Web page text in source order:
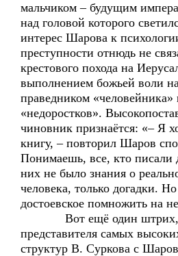
мальчиком – будущим
над головой которого
интерес Шарова к
преступности отнюдь не
крестового похода на
выполнением божьей воли
праведником
«недоростков».
чиновник признаётся: «– Я
книгу, – повторил Шаров
Понимаешь, все, кто писали
них не было знания о
человека, только догадки.
достоевское помножить на
Вот ещё один штрих,
представителя самых
структур В. Суркова с